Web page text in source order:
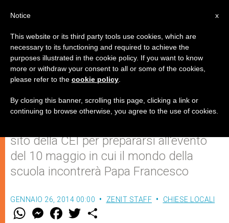
"Prendersi cura della scuola": un
impegno e un'opportunità
sito della CEI per prepararsi all’evento
del 10 maggio in cui il mondo della
scuola incontrerà Papa Francesco
GENNAIO 26, 2014 00:00 ZENIT STAFF CHIESE LOCALI
W M
e
F
a w
x
Notice
This website or its third party tools use cookies, which are
necessary to its functioning and required to achieve the
purposes illustrated in the cookie policy. If you want to know
more or withdraw your consent to all or some of the cookies,
please refer to the cookie policy
By closing this banner, scrolling this page, clicking a link or
continuing to browse otherwise, you agree to the use of cookies.